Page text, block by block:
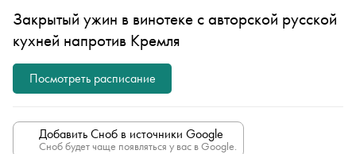
Закрытый ужин в винотеке с авторской русской
кухней напротив Кремля
Посмотреть расписание
Добавить Сноб в источники Google
Сноб будет чаще появляться у вас в Google.